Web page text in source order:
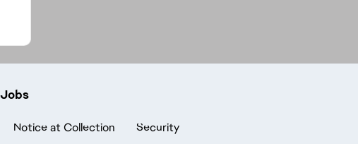
Jobs
Notice at Collection Security